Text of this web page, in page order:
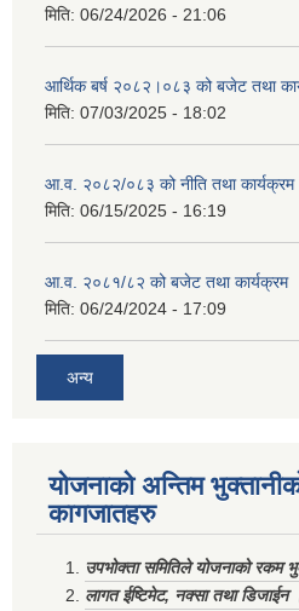
मिति: 06/24/2026 - 21:06
आर्थिक बर्ष २०८२।०८३ को बजेट तथा
मिति: 07/03/2025 - 18:02
आ.व. २०८२/०८३ को नीति तथा कार्यक्रम
मिति: 06/15/2025 - 16:19
आ.व. २०८१/८२ को बजेट तथा कार्यक्रम
मिति: 06/24/2024 - 17:09
अन्य
योजनाको अन्तिम
कागजातहरु
उपभोक्ता समितिले योजनाको रकम
लागत ईष्टिमेट, नक्सा तथा डिजाईन